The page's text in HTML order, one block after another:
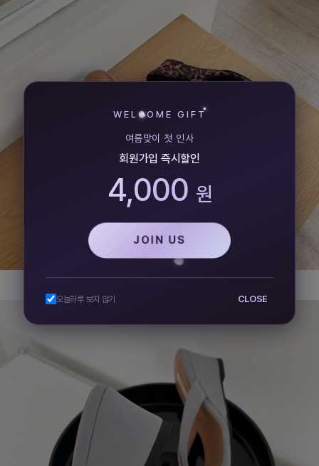
WELCOME GIFT
여름맞이 첫 인사
회원가입 즉시할인
4,000 원
JOIN US
오늘하루 보지 않기 CLOSE